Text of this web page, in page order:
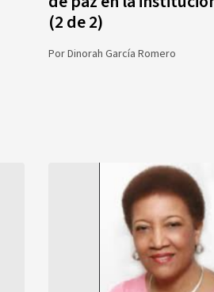
(2 de 2)
PorDinorah García Romero